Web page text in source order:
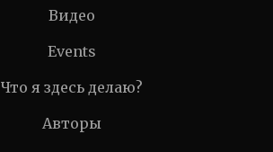
Видео
Events
Что я здесь делаю?
Авторы